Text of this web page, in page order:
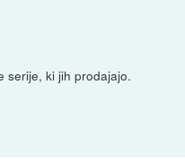
serije, ki jih prodajajo.